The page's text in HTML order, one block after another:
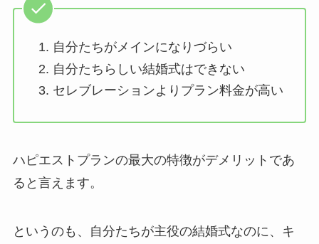
自分たちがメインになりづらい
自分たちらしい結婚式はできない
セレブレーションよりプラン料金が高い
ハピエストプランの最大の特徴がデメリットであ
ると言えます。
というのも、自分たちが主役の結婚式なのに、キ